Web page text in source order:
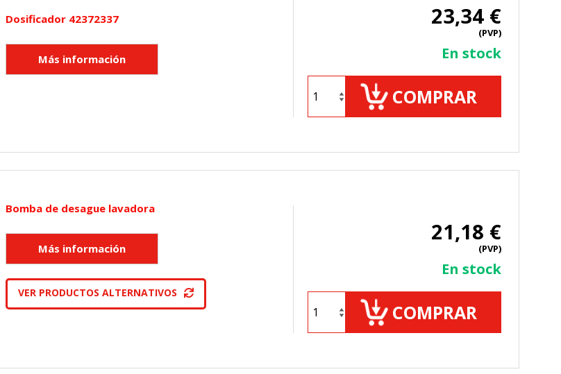
Dosificador 42372337 23,34 €
(PVP)
En stock
COMPRAR
Bomba de desague lavadora
VER PRODUCTOS ALTERNATIVOS
21,18 €
(PVP)
En stock
COMPRAR
de nuestro sitio por nuestros socios publicitarios. Pueden ser utilizadas por esas
y mostrarle anuncios relevantes en otros sitios. No almacenan directamente información
"Configuración de cookies" al pie de la página. También puedes consultar nuestra